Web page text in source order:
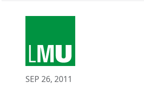
SEP 26, 2011